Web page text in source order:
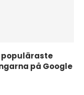
populäraste
på Google